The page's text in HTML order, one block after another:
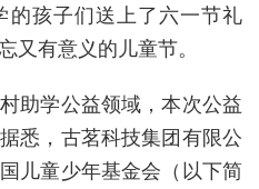
孩子们送上了六一节礼
又有意义的儿童节。
助学公益领域，本次公益
悉，古茗科技集团有限公
儿童少年基金会（以下简